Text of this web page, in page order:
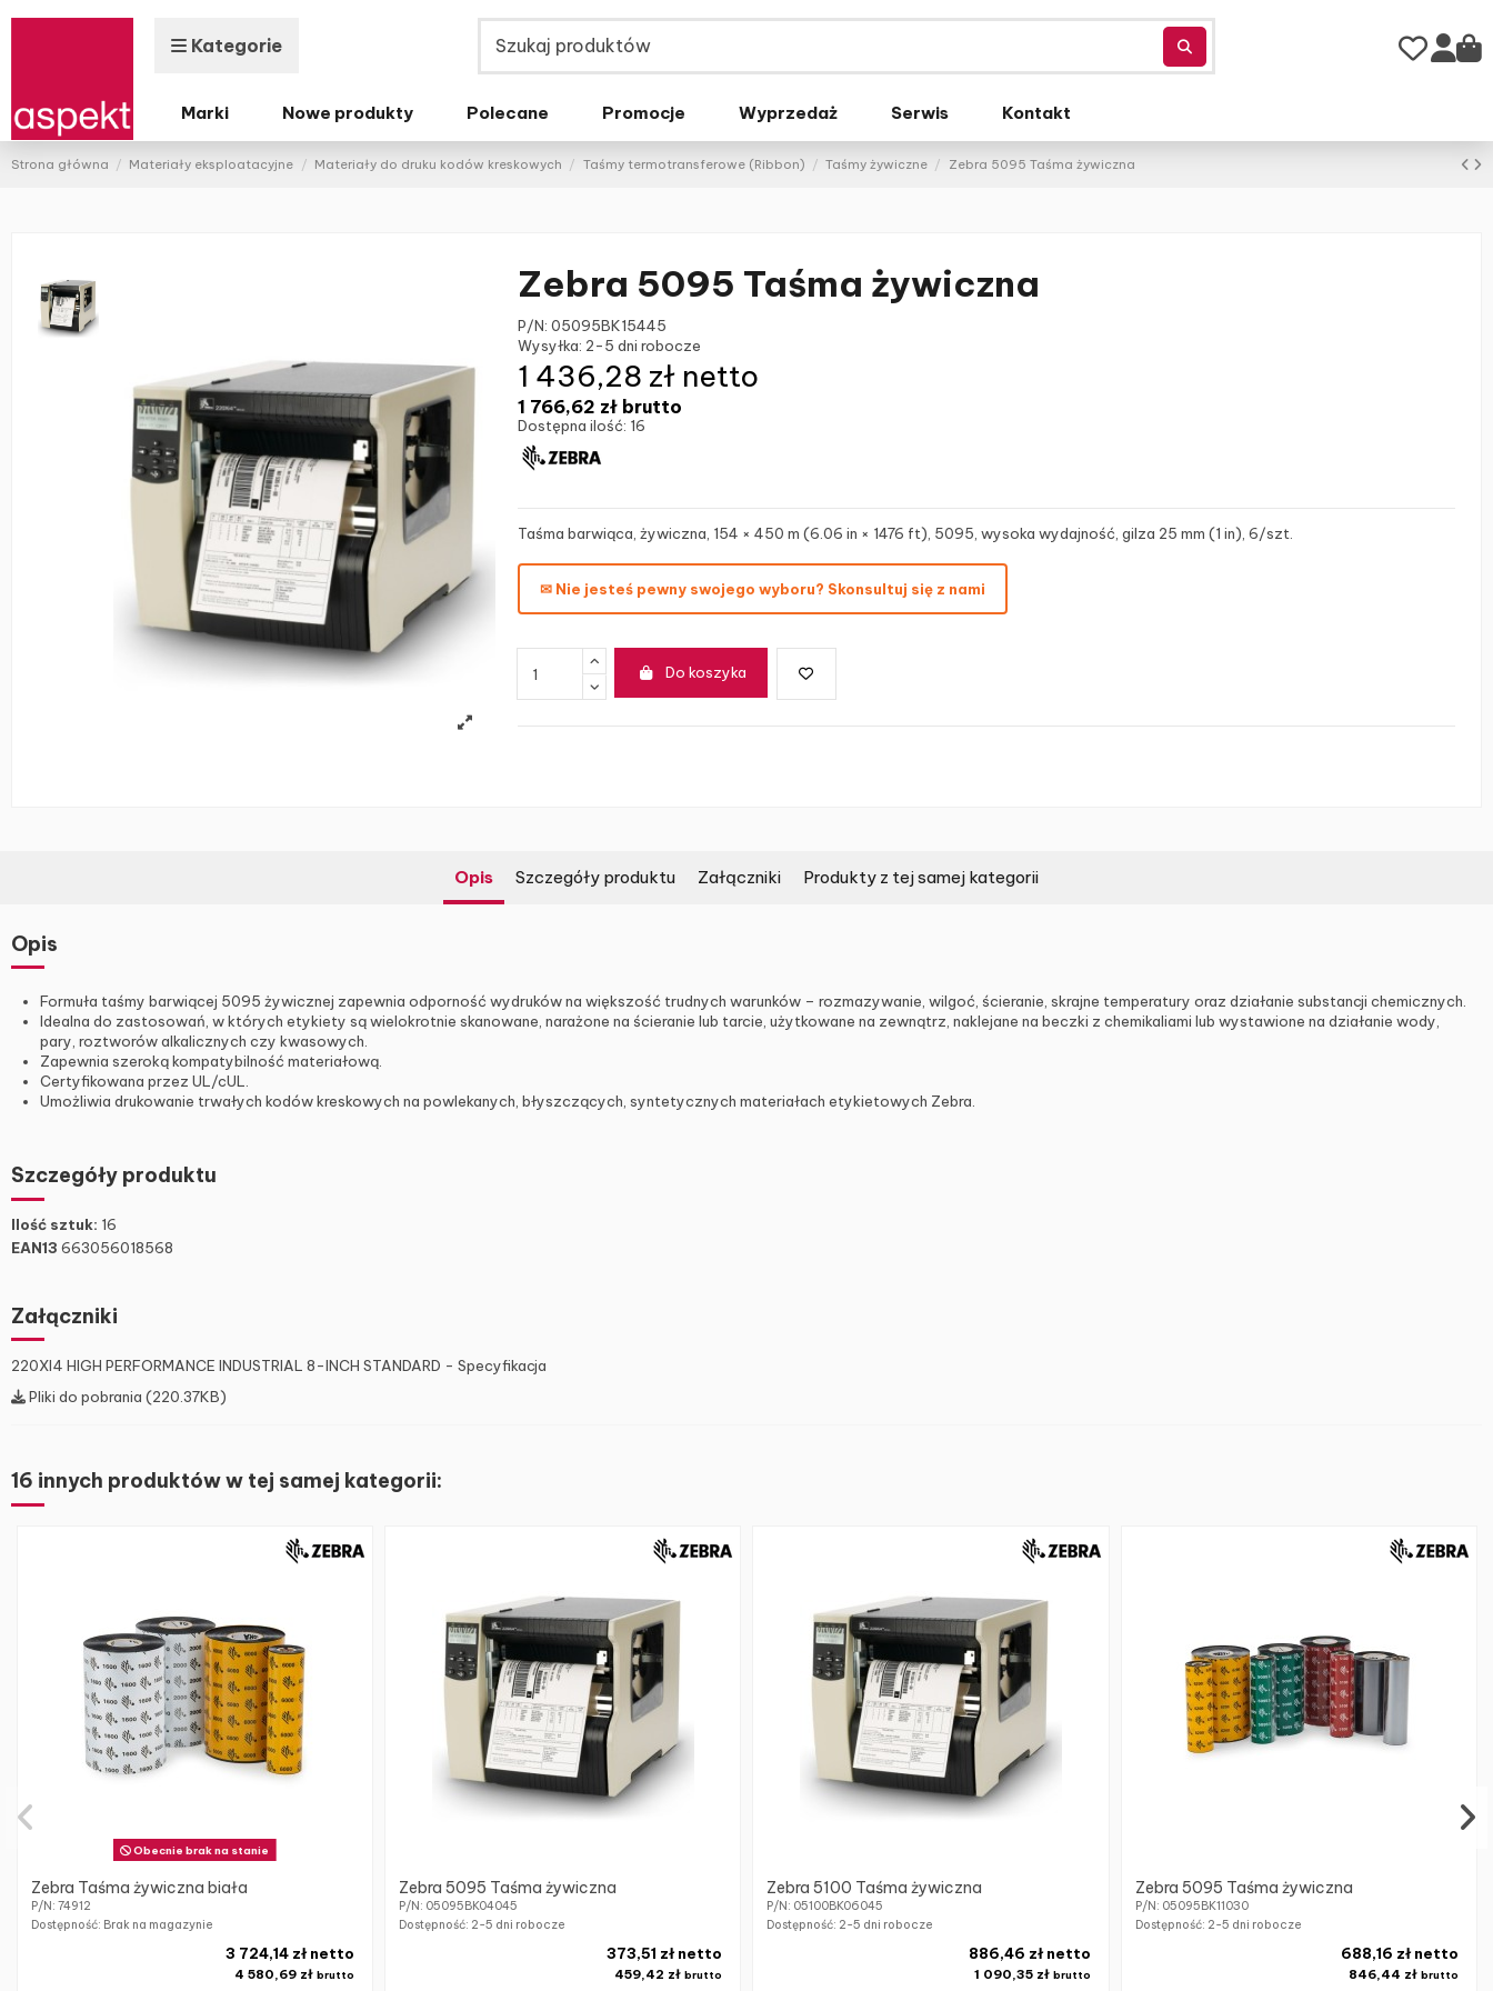
Kategorie
Marki Nowe produkty Polecane Promocje Wyprzedaż Serwis Kontakt
Strona główna Materiały eksploatacyjne Materiały do druku kodów kreskowych Taśmy termotransferowe (Ribbon) Taśmy żywiczne Zebra 5095 Taśma żywiczna
Zebra 5095 Taśma żywiczna
P/N: 05095BK15445
Wysyłka: 2-5 dni robocze
1 766,62 zł brutto
1 436,28 zł netto
Dostępna ilość: 16
Taśma barwiąca, żywiczna, 154 × 450 m (6.06 in × 1476 ft), 5095, wysoka wydajność, gilza 25 mm (1 in), 6/szt.
✉ Nie jesteś pewny swojego wyboru? Skonsultuj się z nami
Do koszyka
Opis Szczegóły produktu Załączniki Produkty z tej samej kategorii
Opis
Formuła taśmy barwiącej 5095 żywicznej zapewnia odporność wydruków na większość trudnych warunków – rozmazywanie, wilgoć, ścieranie, skrajne temperatury oraz działanie substancji chemicznych.
Idealna do zastosowań, w których etykiety są wielokrotnie skanowane, narażone na ścieranie lub tarcie, użytkowane na zewnątrz, naklejane na beczki z chemikaliami lub wystawione na działanie wody,
pary, roztworów alkalicznych czy kwasowych.
Zapewnia szeroką kompatybilność materiałową.
Certyfikowana przez UL/cUL.
Umożliwia drukowanie trwałych kodów kreskowych na powlekanych, błyszczących, syntetycznych materiałach etykietowych Zebra.
Szczegóły produktu
Ilość sztuk: 16
EAN13 663056018568
Załączniki
220XI4 HIGH PERFORMANCE INDUSTRIAL 8-INCH STANDARD - Specyfikacja
Pliki do pobrania (220.37KB)
16 innych produktów w tej samej kategorii:
Obecnie brak na stanie
Zebra Taśma żywiczna biała
P/N: 74912
Dostępność: Brak na magazynie
4 580,69 złbrutto
3 724,14 zł netto
Zebra 5095 Taśma żywiczna
P/N: 05095BK04045
Dostępność: 2-5 dni robocze
459,42 złbrutto
373,51 zł netto
Zebra 5100 Taśma żywiczna
P/N: 05100BK06045
Dostępność: 2-5 dni robocze
1 090,35 zł brutto
886,46 zł netto
Zebra 5095 Taśma żywiczna
P/N: 05095BK11030
Dostępność: 2-5 dni robocze
846,44 zł brutto
688,16 zł netto